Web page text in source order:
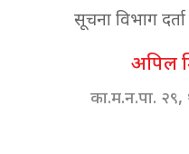
सूचना विभाग
अपिल
का.म.न.पा. २९,